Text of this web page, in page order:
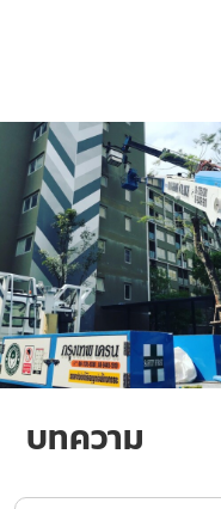
บทความ